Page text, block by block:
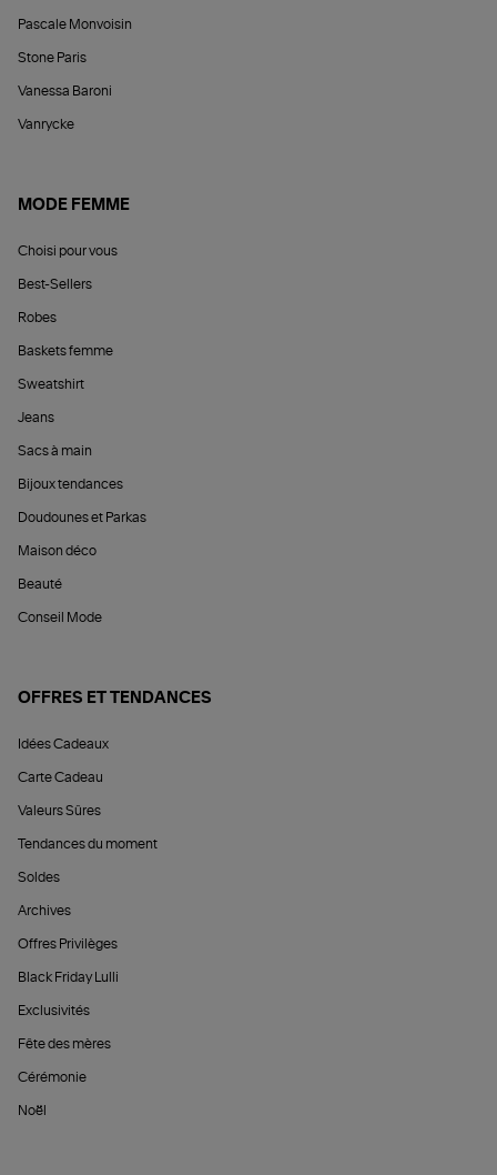
Pascale Monvoisin
Stone Paris
Vanessa Baroni
Vanrycke
MODE FEMME
Choisi pour vous
Best-Sellers
Robes
Baskets femme
Sweatshirt
Jeans
Sacs à main
Bijoux tendances
Doudounes et Parkas
Maison déco
Beauté
Conseil Mode
OFFRES ET TENDANCES
Idées Cadeaux
Carte Cadeau
Valeurs Sûres
Tendances du moment
Soldes
Archives
Offres Privilèges
Black Friday Lulli
Exclusivités
Fête des mères
Cérémonie
Noël